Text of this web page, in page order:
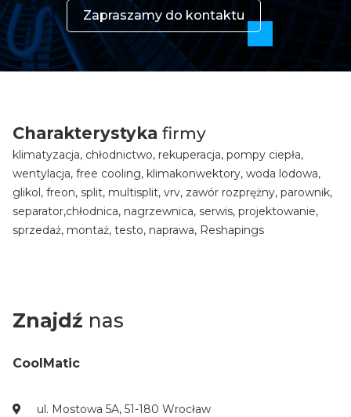
Zapraszamy do kontaktu
Charakterystyka firmy
klimatyzacja, chłodnictwo, rekuperacja, pompy ciepła,
wentylacja, free cooling, klimakonwektory, woda lodowa,
glikol, freon, split, multisplit, vrv, zawór rozprężny, parownik,
separator,chłodnica, nagrzewnica, serwis, projektowanie,
sprzedaż, montaż, testo, naprawa, Reshapings
Znajdź nas
CoolMatic
ul. Mostowa 5A, 51-180 Wrocław